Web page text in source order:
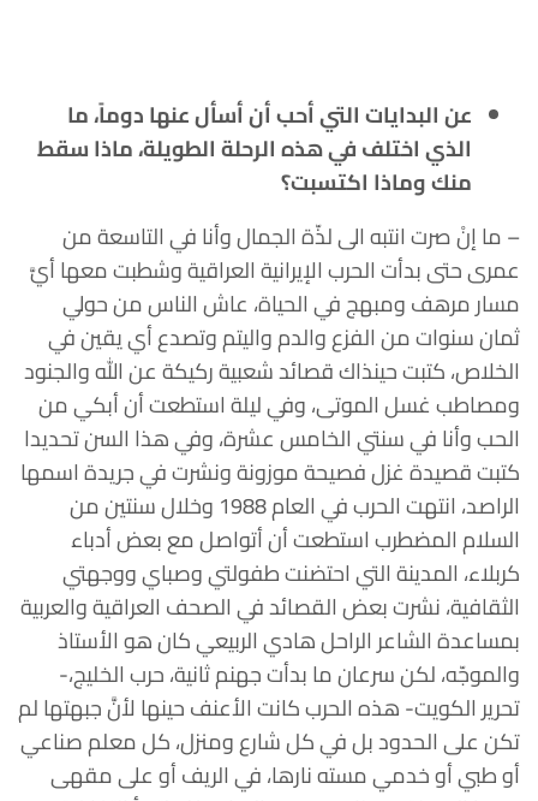
عن البدايات التي أحب أن أسأل عنها دوماً، ما
الذي اختلف في هذه الرحلة الطويلة، ماذا سقط
منك وماذا اكتسبت؟
– ما إنْ صرت انتبه الى لذّة الجمال وأنا في التاسعة من
عمرى حتى بدأت الحرب الإيرانية العراقية وشطبت معها أيَّ
مسار مرهف ومبهج في الحياة، عاش الناس من حولي
ثمان سنوات من الفزع والدم واليتم وتصدع أي يقين في
الخلاص، كتبت حينذاك قصائد شعبية ركيكة عن الله والجنود
ومصاطب غسل الموتى، وفي ليلة استطعت أن أبكي من
الحب وأنا في سنتي الخامس عشرة، وفي هذا السن تحديدا
كتبت قصيدة غزل فصيحة موزونة ونشرت في جريدة اسمها
الراصد، انتهت الحرب في العام 1988 وخلال سنتين من
السلام المضطرب استطعت أن أتواصل مع بعض أدباء
كربلاء، المدينة التي احتضنت طفولتي وصباي ووجهتي
الثقافية، نشرت بعض القصائد في الصحف العراقية والعربية
بمساعدة الشاعر الراحل هادي الربيعي كان هو الأستاذ
والموجّه، لكن سرعان ما بدأت جهنم ثانية، حرب الخليج،-
تحرير الكويت- هذه الحرب كانت الأعنف حينها لأنَّ جبهتها لم
تكن على الحدود بل في كل شارع ومنزل، كل معلم صناعي
أو طبي أو خدمي مسته نارها، في الريف أو على مقهى